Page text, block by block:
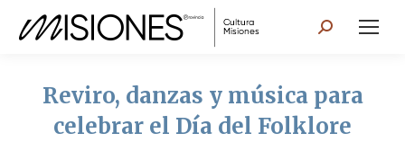
Search:
Reviro, danzas y música para
celebrar el Día del Folklore